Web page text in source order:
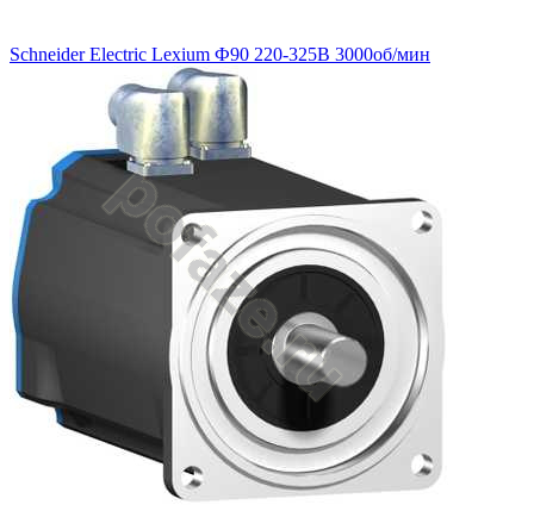
Schneider Electric Lexium Ф90 220-325В 3000об/мин